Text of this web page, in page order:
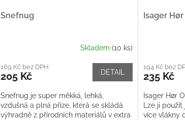
Snefnug
Skladem (10 ks)
169 Kč bez DPH
205 Kč DETAIL
Snefnug je super měkká, lehká,
vzdušná a plná příze, která se skládá
výhradně z přírodních materiálů v extra
Isager
194 Kč bez
235 Kč
Isager Hør
Lze ji
více vlákny